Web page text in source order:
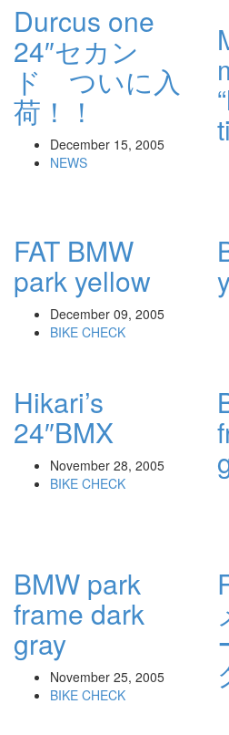
Durcus one
24″セカン
ド ついに入
荷！！
December 15, 2005
NEWS
FAT BMW
park yellow
December 09, 2005
BIKE CHECK
Hikari’s
24″BMX
November 28, 2005
BIKE CHECK
BMW park
frame dark
gray
November 25, 2005
BIKE CHECK